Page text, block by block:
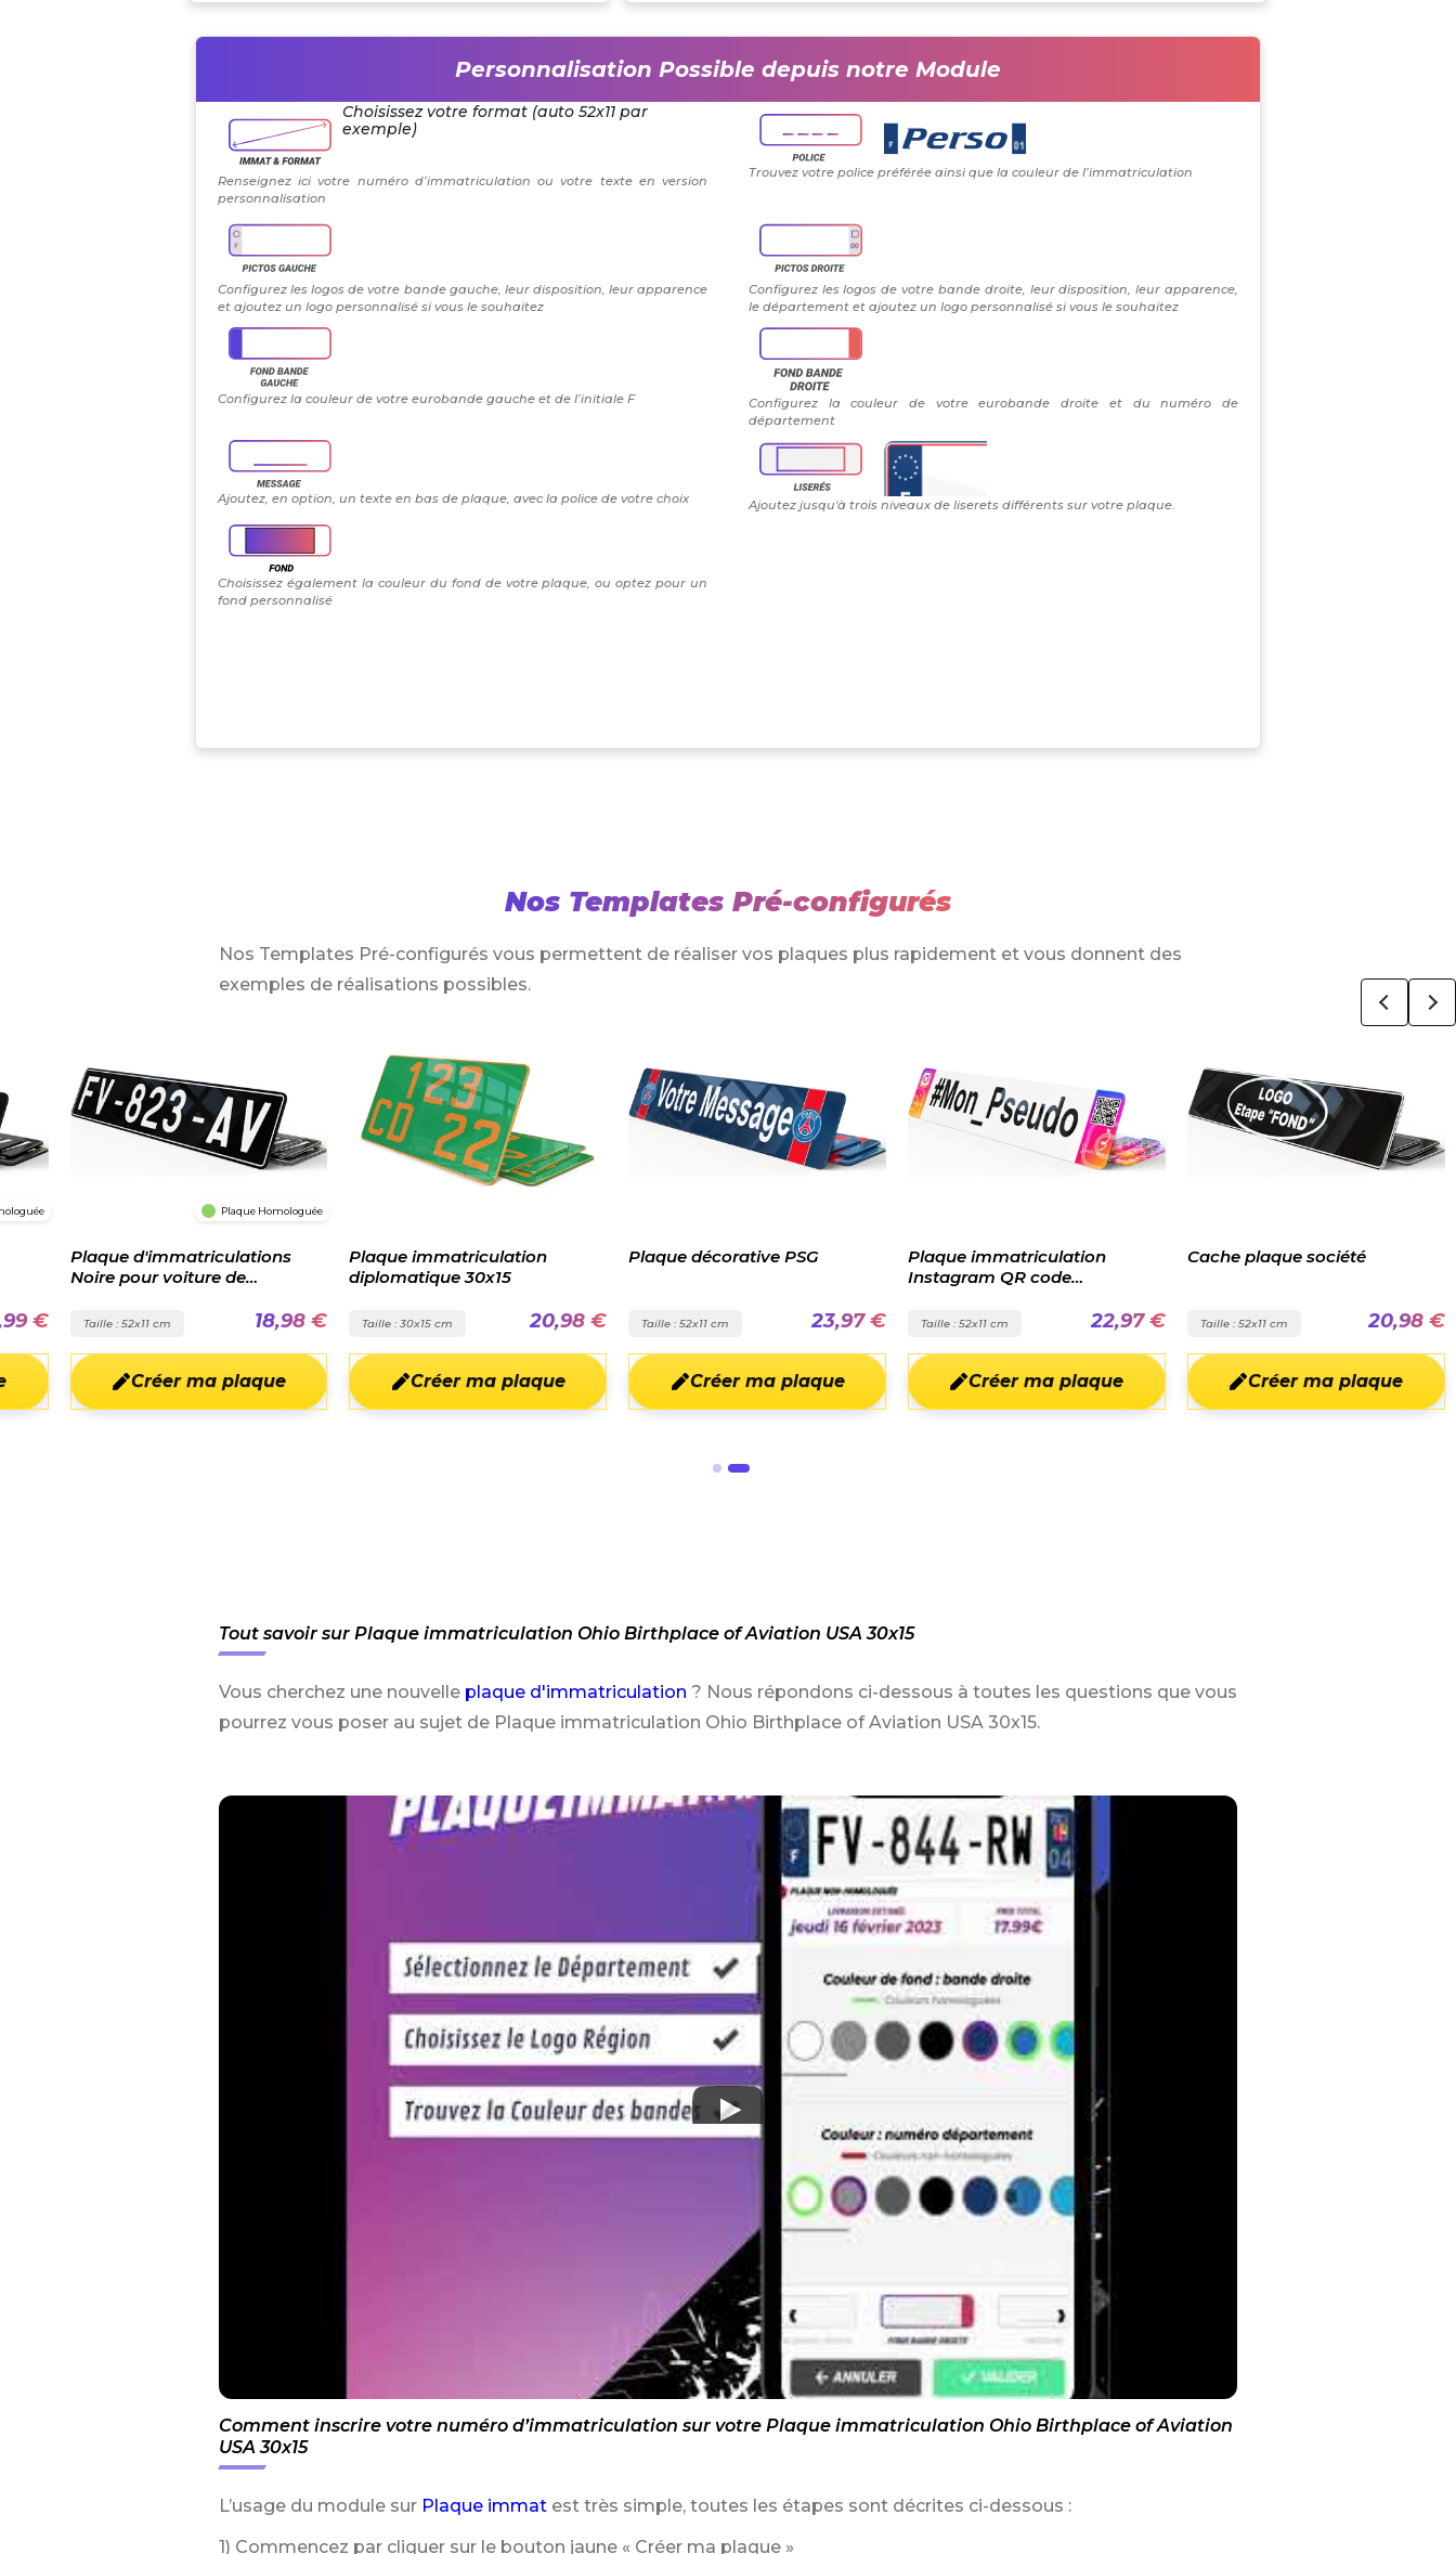
Personnalisation Possible depuis notre Module
Choisissez votre format (auto 52x11 par
exemple)
Renseignez ici votre numéro d’immatriculation ou votre texte en version
personnalisation
Trouvez votre police préférée ainsi que la couleur de l’immatriculation
Configurez les logos de votre bande gauche, leur disposition, leur apparence
et ajoutez un logo personnalisé si vous le souhaitez
Configurez les logos de votre bande droite, leur disposition, leur apparence,
le département et ajoutez un logo personnalisé si vous le souhaitez
Configurez la couleur de votre eurobande gauche et de l’initiale F
Configurez la couleur de votre eurobande droite et du numéro de
département
Ajoutez, en option, un texte en bas de plaque, avec la police de votre choix Ajoutez jusqu'à trois niveaux de liserets différents sur votre plaque.
Choisissez également la couleur du fond de votre plaque, ou optez pour un
fond personnalisé
Nos Templates Pré-configurés
Nos Templates Pré-configurés vous permettent de réaliser vos plaques plus rapidement et vous donnent des
exemples de réalisations possibles.
€
Plaque Homologuée
Plaque d'immatriculations
Noire pour voiture de
Taille : 52x11 cm 18,98 €
Créer ma plaque
Plaque immatriculation
diplomatique 30x15
Taille : 30x15 cm 20,98 €
Créer ma plaque
Plaque décorative PSG
Taille : 52x11 cm 23,97 €
Créer ma plaque
Plaque immatriculation
Instagram QR code
Taille : 52x11 cm 22,97 €
Créer ma plaque
Cache plaque société
Taille : 52x11 cm 20,98 €
Créer ma plaque
Tout savoir sur Plaque immatriculation Ohio Birthplace of Aviation USA 30x15
Vous cherchez une nouvelle plaque d'immatriculation ? Nous répondons ci-dessous à toutes les questions que vous
pourrez vous poser au sujet de Plaque immatriculation Ohio Birthplace of Aviation USA 30x15.
Comment inscrire votre numéro d’immatriculation sur votre Plaque immatriculation Ohio Birthplace of Aviation
USA 30x15
L’usage du module sur Plaque immatest très simple, toutes les étapes sont décrites ci-dessous :
1) Commencez par cliquer sur le bouton jaune « Créer ma plaque »